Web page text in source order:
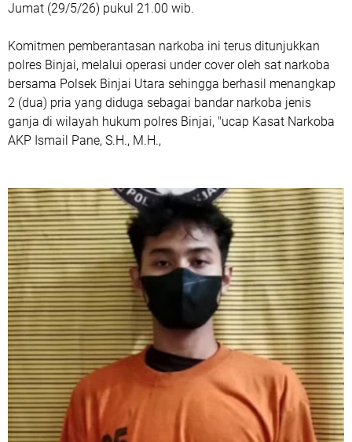
Jumat (29/5/26) pukul 21.00 wib.
Komitmen pemberantasan narkoba ini terus ditunjukkan
polres Binjai, melalui operasi under cover oleh sat narkoba
bersama Polsek Binjai Utara sehingga berhasil menangkap
2 (dua) pria yang diduga sebagai bandar narkoba jenis
ganja di wilayah hukum polres Binjai, "ucap Kasat Narkoba
AKP Ismail Pane, S.H., M.H.,